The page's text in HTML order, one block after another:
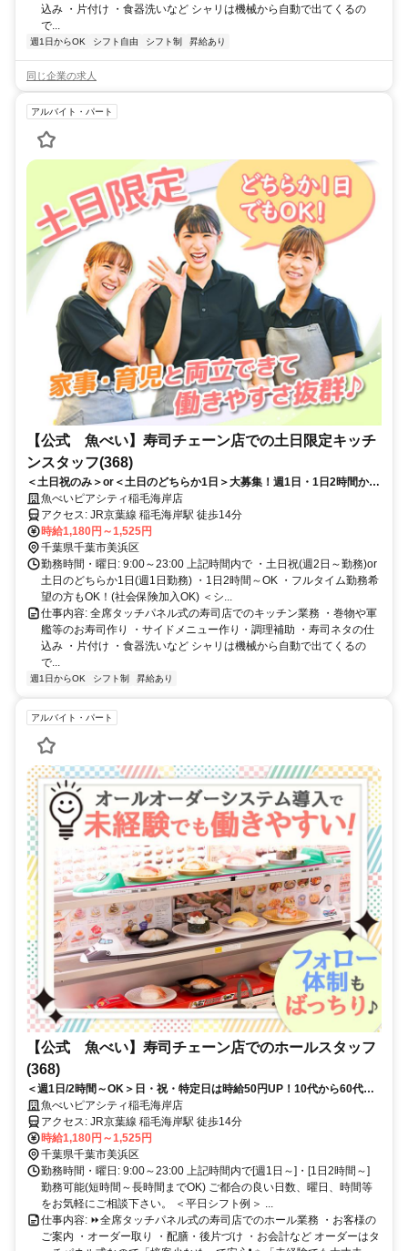
込み ・片付け ・食器洗いなど シャリは機械から自動で出てくるの
で...
週1日からOK シフト自由 シフト制 昇給あり
同じ企業の求人
アルバイト・パート
【公式 魚べい】寿司チェーン店での土日限定キッチ
ンスタッフ(368)
＜土日祝のみ＞or＜土日のどちらか1日＞大募集！週1日・1日2時間から
OK！年齢不問です。
魚べいピアシティ稲毛海岸店
アクセス: JR京葉線 稲毛海岸駅 徒歩14分
時給1,180円～1,525円
千葉県千葉市美浜区
勤務時間・曜日: 9:00～23:00 上記時間内で ・土日祝(週2日～勤務)or
土日のどちらか1日(週1日勤務) ・1日2時間～OK ・フルタイム勤務希
望の方もOK！(社会保険加入OK) ＜シ...
仕事内容: 全席タッチパネル式の寿司店でのキッチン業務 ・巻物や軍
艦等のお寿司作り ・サイドメニュー作り・調理補助 ・寿司ネタの仕
込み ・片付け ・食器洗いなど シャリは機械から自動で出てくるの
で...
週1日からOK シフト制 昇給あり
アルバイト・パート
【公式 魚べい】寿司チェーン店でのホールスタッフ
(368)
＜週1日/2時間～OK＞日・祝・特定日は時給50円UP！10代から60代ま
で幅広く活躍中！家庭や学校と両立可能♪未経験OK
魚べいピアシティ稲毛海岸店
アクセス: JR京葉線 稲毛海岸駅 徒歩14分
時給1,180円～1,525円
千葉県千葉市美浜区
勤務時間・曜日: 9:00～23:00 上記時間内で[週1日～]・[1日2時間～]
勤務可能(短時間～長時間までOK) ご都合の良い日数、曜日、時間等
をお気軽にご相談下さい。 ＜平日シフト例＞ ...
仕事内容: ⏩全席タッチパネル式の寿司店でのホール業務 ・お客様の
ご案内 ・オーダー取り ・配膳・後片づけ ・お会計など オーダーはタ